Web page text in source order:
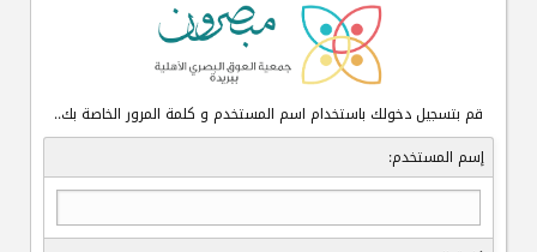
قم بتسجيل دخولك باستخدام اسم المستخدم و كلمة المرور الخاصة بك..
إسم المستخدم: